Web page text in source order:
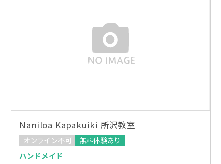
Naniloa Kapakuiki 所沢教室
オンライン不可
無料体験あり
ハンドメイド